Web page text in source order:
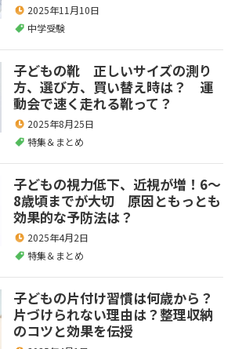
2025年11月10日
中学受験
子どもの靴 正しいサイズの測り
方、選び方、買い替え時は？ 運
動会で速く走れる靴って？
2025年8月25日
特集＆まとめ
子どもの視力低下、近視が増！6～
8歳頃までが大切 原因ともっとも
効果的な予防法は？
2025年4月2日
特集＆まとめ
子どもの片付け習慣は何歳から？
片づけられない理由は？整理収納
のコツと効果を伝授